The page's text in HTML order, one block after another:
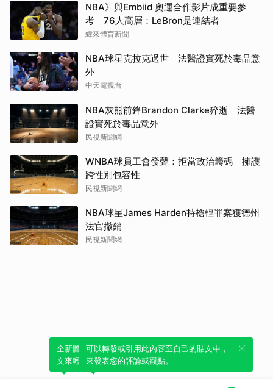
NBA》與Embiid 奧運合作影片成重要參
考 76人高層：LeBron是連結者
緯來體育新聞
NBA球星克拉克過世 法醫證實死於毒品意
外
中天電視台
NBA灰熊前鋒Brandon Clarke猝逝 法醫
證實死於毒品意外
民視新聞網
WNBA球員工會發聲：拒當政治籌碼 擁護
跨性別包容性
民視新聞網
NBA球星James Harden持槍輕罪案獲德州
法官撤銷
民視新聞網
全新體驗！一鍵引用此內容，透過發布貼
文來輕鬆表達個人立場。
可以轉發或引用此內容至自己的貼文中，
來發表您的評論或觀點。